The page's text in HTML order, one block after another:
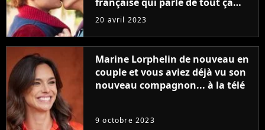
française qui parle de tout ça
sans être super ringarde
20 avril 2023
Marine Lorphelin de nouveau en
couple et vous aviez déjà vu son
nouveau compagnon... à la télé
9 octobre 2023